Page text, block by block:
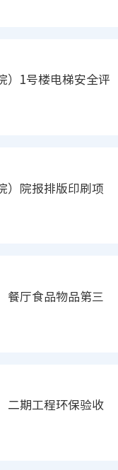
）1号楼电梯安全评
）院报排版印刷项
餐厅食品物品第三
二期工程环保验收